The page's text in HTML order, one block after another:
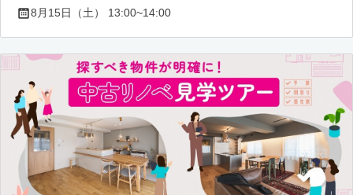
8月15日（土） 13:00~14:00